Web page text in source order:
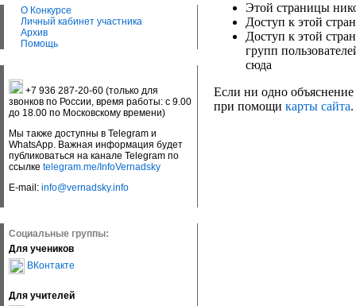
О Конкурсе
Личный кабинет участника
Архив
Помощь
+7 936 287-20-60 (только для
звонков по России, время работы: с 9.00
до 18.00 по Московскому времени)
Мы также доступны в Telegram и
WhatsApp. Важная информация будет
публиковаться на канале Telegram по
ссылке telegram.me/InfoVernadsky
E-mail: info@vernadsky.info
Социальные группы:
Для учеников
ВКонтакте
Для учителей
Этой страницы
Доступ к этой
Доступ к этой
групп
сюда
Если ни одно объяснение
при помощи карты сайта.